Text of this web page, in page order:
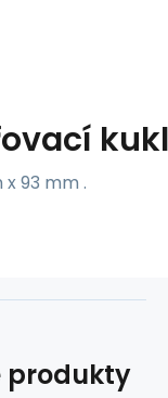
93 mm .
produkty